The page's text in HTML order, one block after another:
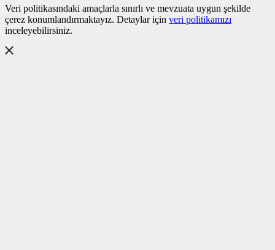
Veri politikasındaki amaçlarla sınırlı ve mevzuata uygun şekilde
çerez konumlandırmaktayız. Detaylar için veri politikamızı
inceleyebilirsiniz.